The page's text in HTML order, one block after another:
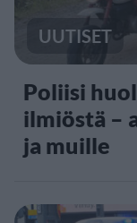
UUTISET
Poliisi
ilmiöstä –
ja muille